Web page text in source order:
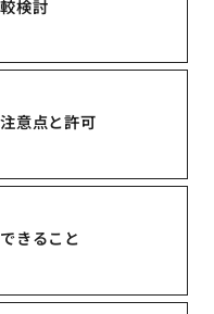
検討
意点と許可
きること